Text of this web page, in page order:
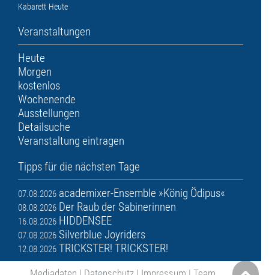
Kabarett Heute
Veranstaltungen
Heute
Morgen
kostenlos
Wochenende
Ausstellungen
Detailsuche
Veranstaltung eintragen
Tipps für die nächsten Tage
07.08.2026 academixer-Ensemble »König Ödipus«
08.08.2026 Der Raub der Sabinerinnen
16.08.2026 HIDDENSEE
07.08.2026 Silverblue Joyriders
12.08.2026 TRICKSTER! TRICKSTER!